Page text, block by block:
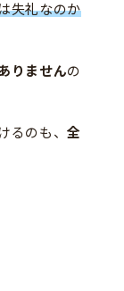
失礼なのか
りませんの
るのも、全